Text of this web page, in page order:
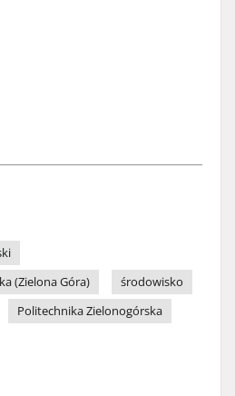
(Zielona Góra)
środowisko
Politechnika Zielonogórska